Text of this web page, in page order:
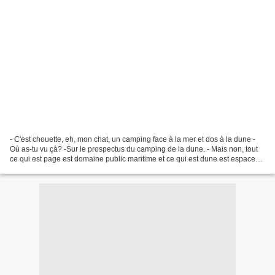
- C'est chouette, eh, mon chat, un camping face à la mer et dos à la dune -
Où as-tu vu çà? -Sur le prospectus du camping de la dune. - Mais non, tout
ce qui est page est domaine public maritime et ce qui est dune est espace